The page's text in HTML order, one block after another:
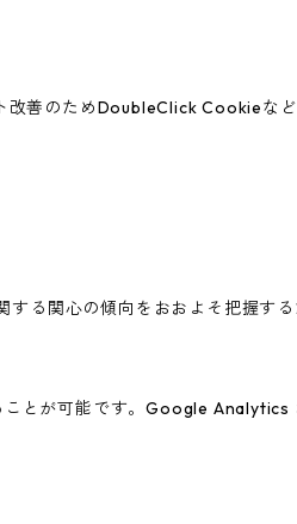
善のためDoubleClick Cookieな
る関心の傾向をおおよそ把握す
とが可能です。Google Analytics